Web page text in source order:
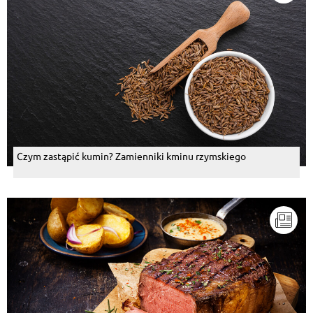
Odpowiedz
Iwona Fiałkowska, 27.12.2015
Już nie mogę patrzeć na jedzenie :P
Odpowiedz
Mariusz Maniek Wiśniewski , 29.11.2014
Co biedno? Z karkówki to faktycznie biedno...
A jak na biedno!!!
Odpowiedz
Kazimierz Kotlenga, 28.11.2014
zrazy tylko z wołowiny.
Odpowiedz
Czym zastąpić kumin? Zamienniki kminu rzymskiego